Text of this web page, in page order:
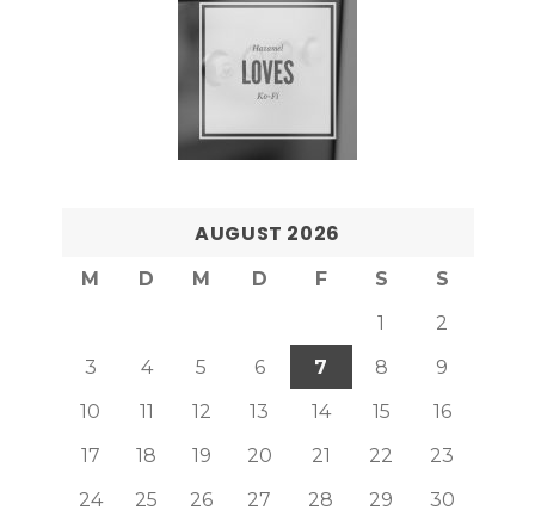
AUGUST 2026
M D M D F S
S
1
2
3
4 5 6 7 8
9
10
11 12 13 14 15
16
17
18 19 20 21 22
23
24
25 26 27 28 29
30